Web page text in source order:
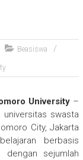
Beasiswa
University –
swasta
City, Jakarta
berbasis
sejumlah